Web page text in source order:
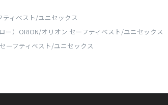
ティベスト/ユニセックス
ー）ORION/オリオン セーフティベスト/ユニセックス
ーフティベスト/ユニセックス